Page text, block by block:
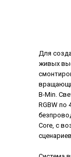
Для
живых
B-Min.
RGBW по
Core, с